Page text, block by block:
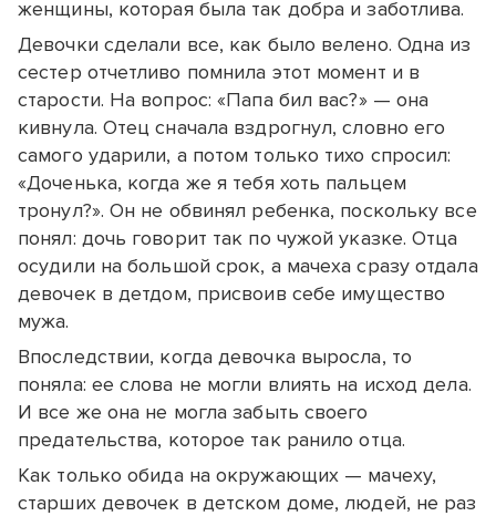
женщины, которая была так добра и заботлива.
Девочки сделали все, как было велено. Одна из
сестер отчетливо помнила этот момент и в
старости. На вопрос: «Папа бил вас?» — она
кивнула. Отец сначала вздрогнул, словно его
самого ударили, а потом только тихо спросил:
«Доченька, когда же я тебя хоть пальцем
тронул?». Он не обвинял ребенка, поскольку все
понял: дочь говорит так по чужой указке. Отца
осудили на большой срок, а мачеха сразу отдала
девочек в детдом, присвоив себе имущество
мужа.
Впоследствии, когда девочка выросла, то
поняла: ее слова не могли влиять на исход дела.
И все же она не могла забыть своего
предательства, которое так ранило отца.
Как только обида на окружающих — мачеху,
старших девочек в детском доме, людей, не раз